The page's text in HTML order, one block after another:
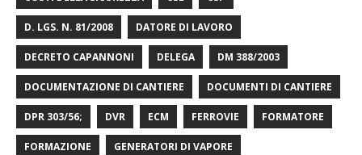
D. LGS. N. 81/2008 DATORE DI LAVORO
DECRETO CAPANNONI DELEGA DM 388/2003
DOCUMENTAZIONE DI CANTIERE DOCUMENTI DI CANTIERE
DPR 303/56; DVR ECM FERROVIE FORMATORE
FORMAZIONE GENERATORI DI VAPORE